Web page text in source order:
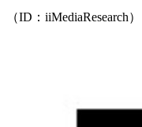
（ID：iiMediaResearch）